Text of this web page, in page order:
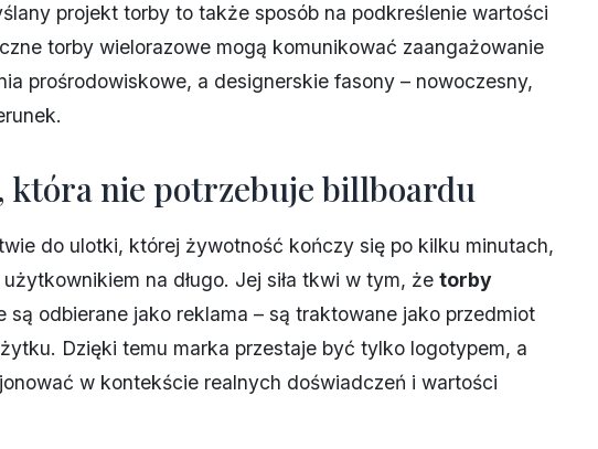
projekt torby to także sposób na podkreślenie wartości
torby wielorazowe mogą komunikować zaangażowanie
prośrodowiskowe, a designerskie fasony – nowoczesny,
która nie potrzebuje billboardu
do ulotki, której żywotność kończy się po kilku minutach,
na długo. Jej siła tkwi w tym, że torby
są odbierane jako reklama – są traktowane jako przedmiot
Dzięki temu marka przestaje być tylko logotypem, a
w kontekście realnych doświadczeń i wartości